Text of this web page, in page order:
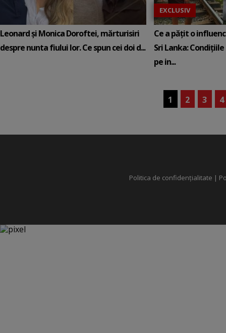
Leonard și Monica Doroftei, mărturisiri
despre nunta fiului lor. Ce spun cei doi d...
EXCLUSIV
Ce a pățit o
Sri Lanka:
pe in...
1 2 3 4
Politica de confidențialitate |